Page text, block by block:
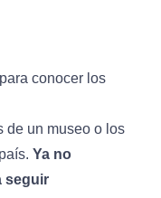
conocer los
de un museo o los
Ya no
seguir